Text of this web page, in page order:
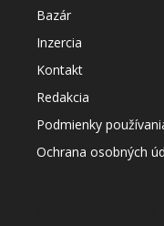
Bazár
Inzercia
Kontakt
Redakcia
Podmienky
Ochrana osobných